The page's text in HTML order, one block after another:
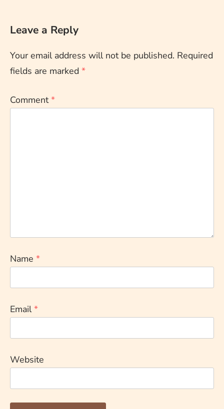
Leave a Reply
Your email address will not be published. Required
fields are marked *
Comment*
Name *
Email*
Website